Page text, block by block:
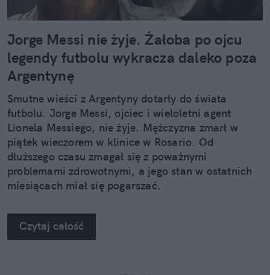
Jorge Messi nie żyje. Żałoba po ojcu
legendy futbolu wykracza daleko poza
Argentynę
Smutne wieści z Argentyny dotarły do świata
futbolu. Jorge Messi, ojciec i wieloletni agent
Lionela Messiego, nie żyje. Mężczyzna zmarł w
piątek wieczorem w klinice w Rosario. Od
dłuższego czasu zmagał się z poważnymi
problemami zdrowotnymi, a jego stan w ostatnich
miesiącach miał się pogarszać.
Czytaj całość